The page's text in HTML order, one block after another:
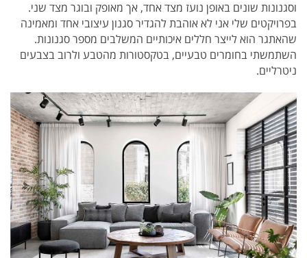
וסגנונות שונים באופן נועז מצד אחד, אך מאופק ובוגר מצד שני.
בפרויקטים שלי אני לא אוהבת להגדיר סגנון עיצובי אחד ומאמינה
שהאתגר הוא לייצר חללים איכותיים המשלבים מספר סגנונות.
השתמשתי בחומרים טבעיים, בטקסטורות מהטבע ולרוב בצבעים
ניטרליים.